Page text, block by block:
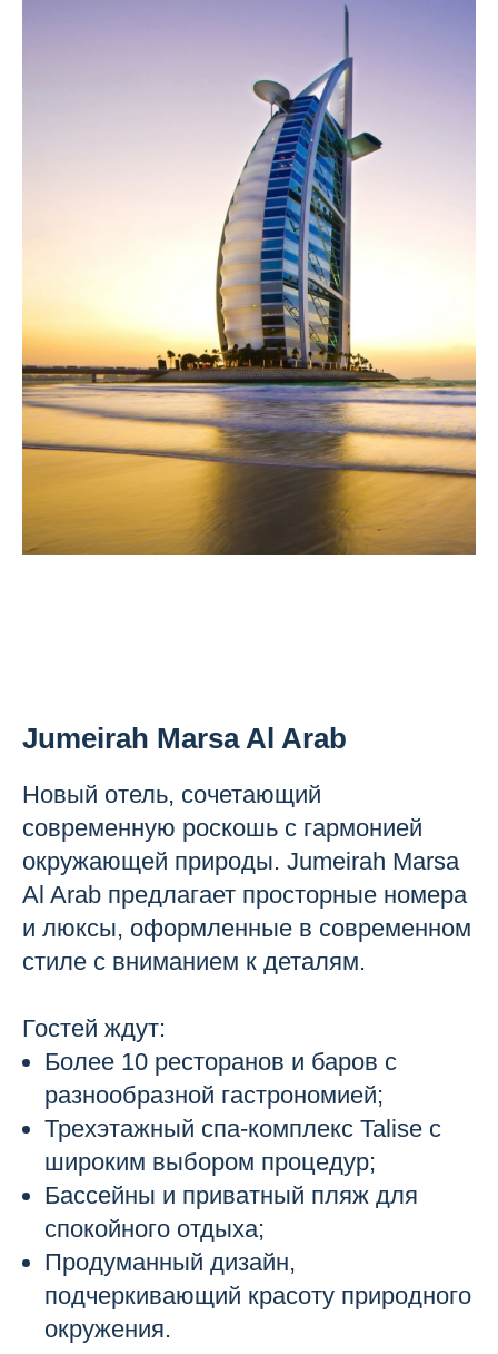
Jumeirah Marsa Al Arab
Новый отель, сочетающий
современную роскошь с гармонией
окружающей природы. Jumeirah Marsa
Al Arab предлагает просторные номера
и люксы, оформленные в современном
стиле с вниманием к деталям.
Гостей ждут:
Более 10 ресторанов и баров с
разнообразной гастрономией;
Трехэтажный спа-комплекс Talise с
широким выбором процедур;
Бассейны и приватный пляж для
спокойного отдыха;
Продуманный дизайн,
подчеркивающий красоту природного
окружения.